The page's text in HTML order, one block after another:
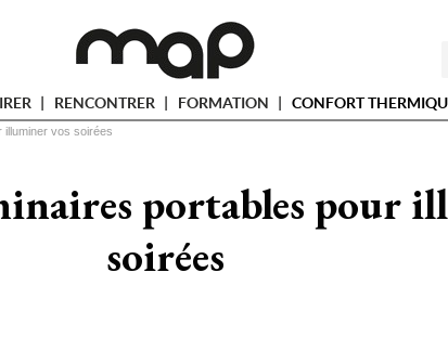
RENCONTRER FORMATION CONFORT
illuminer vos soirées
portables pour
soirées